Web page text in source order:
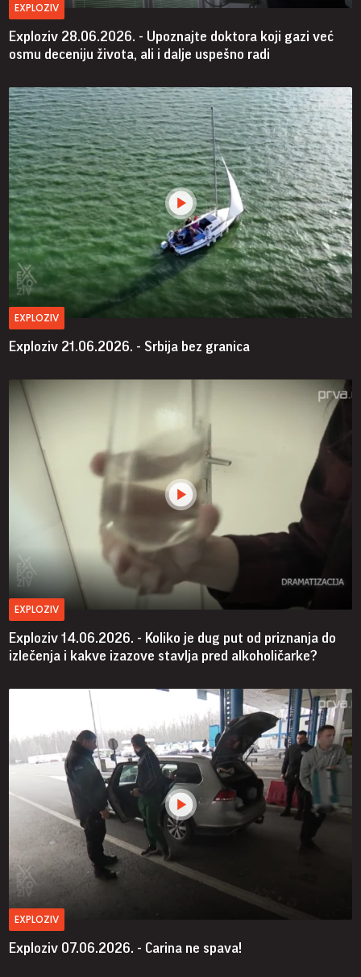
EXPLOZIV
Exploziv 28.06.2026. - Upoznajte doktora koji gazi već
osmu deceniju života, ali i dalje uspešno radi
EXPLOZIV
Exploziv 21.06.2026. - Srbija bez granica
EXPLOZIV
Exploziv 14.06.2026. - Koliko je dug put od priznanja do
izlečenja i kakve izazove stavlja pred alkoholičarke?
EXPLOZIV
Exploziv 07.06.2026. - Carina ne spava!